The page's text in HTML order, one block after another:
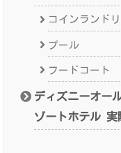
コインランド
プール
フードコート
ディズニーオー
ゾートホテル 実